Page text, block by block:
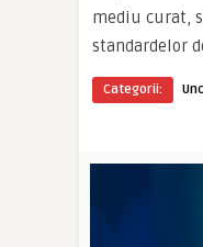
mediu curat,
standardelor
Categorii: